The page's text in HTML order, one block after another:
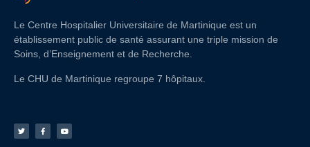
Le Centre Hospitalier Universitaire de Martinique est un
établissement public de santé assurant une triple mission de
Soins, d’Enseignement et de Recherche.
Le CHU de Martinique regroupe 7 hôpitaux.